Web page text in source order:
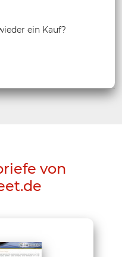
ein Kauf?
von